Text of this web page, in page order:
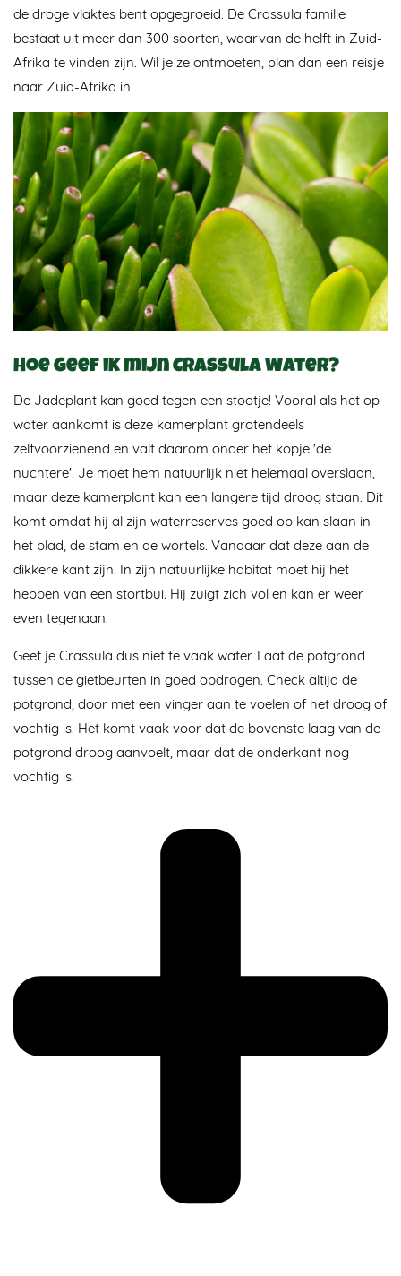
de droge vlaktes bent opgegroeid. De Crassula familie
bestaat uit meer dan 300 soorten, waarvan de helft in Zuid-
Afrika te vinden zijn. Wil je ze ontmoeten, plan dan een reisje
naar Zuid-Afrika in!
Hoe geef ik mijn Crassula water?
De Jadeplant kan goed tegen een stootje! Vooral als het op
water aankomt is deze kamerplant grotendeels
zelfvoorzienend en valt daarom onder het kopje 'de
nuchtere'. Je moet hem natuurlijk niet helemaal overslaan,
maar deze kamerplant kan een langere tijd droog staan. Dit
komt omdat hij al zijn waterreserves goed op kan slaan in
het blad, de stam en de wortels. Vandaar dat deze aan de
dikkere kant zijn. In zijn natuurlijke habitat moet hij het
hebben van een stortbui. Hij zuigt zich vol en kan er weer
even tegenaan.
Geef je Crassula dus niet te vaak water. Laat de potgrond
tussen de gietbeurten in goed opdrogen. Check altijd de
potgrond, door met een vinger aan te voelen of het droog of
vochtig is. Het komt vaak voor dat de bovenste laag van de
potgrond droog aanvoelt, maar dat de onderkant nog
vochtig is.